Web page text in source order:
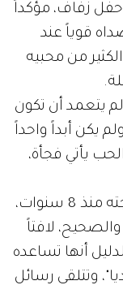
حفل زفاف، مؤكداً
قوياً عند
من محبيه
لم يتعمد أن تكون
يكن أبداً واحداً
يأتي فجأة،
وأضاف الممثل اللبناني أنه يعرف زوجته منذ 8 سنوات،
لافتاً
أنها تساعده
وتتلقى رسائل